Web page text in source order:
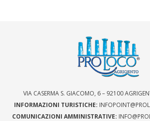
VIA CASERMA S. GIACOMO, 6 – 92100
INFORMAZIONI TURISTICHE:
COMUNICAZIONI AMMINISTRATIVE: